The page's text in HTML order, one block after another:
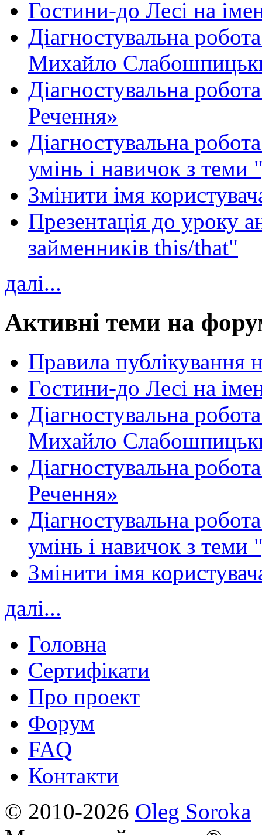
Гостини-до Лесі на
Діагностувальна
Михайло
Діагностувальна
Речення»
Діагностувальна
умінь і навичок з теми
Змінити імя
Презентація до уроку
займенників this/that"
далі...
Активні теми на
Правила публікування
Гостини-до Лесі на
Діагностувальна
Михайло
Діагностувальна
Речення»
Діагностувальна
умінь і навичок з теми
Змінити імя
далі...
Головна
Сертифікати
Про проект
Форум
FAQ
Контакти
© 2010-2026 Oleg Soroka